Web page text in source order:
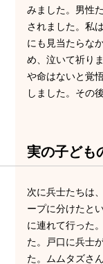
みました。男性
されました。私
にも見当たらな
め、泣いて祈り
や命はないと覚
しました。その
実の子ど
次に兵士たちは
ープに分けたと
に連れて行った
た。戸口に兵士
た。ムムタズさ